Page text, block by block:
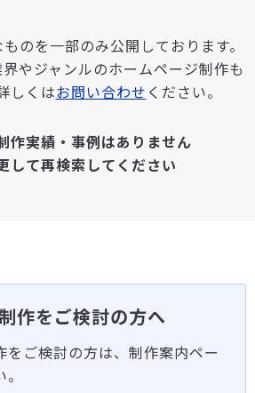
のを一部のみ公開しております。
やジャンルのホームページ制作も
しくはお問い合わせ ください。
作実績・事例はありません
して再検索してください
作をご検討の方へ
をご検討の方は、制作案内ペー